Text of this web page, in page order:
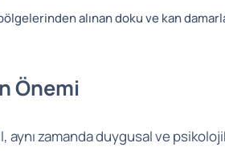
alınan doku ve kan
Önemi
zamanda duygusal ve